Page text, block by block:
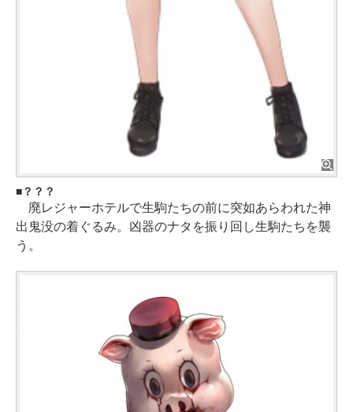
？？？
廃レジャーホテルで生駒たちの前に突如あらわれた神
出鬼没の着ぐるみ。凶器のナタを振り回し生駒たちを襲
う。